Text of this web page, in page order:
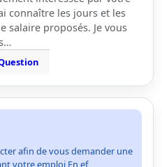
connaître les jours et les
salaire proposés. Je vous
afin de vous demander une
votre emploi En ef